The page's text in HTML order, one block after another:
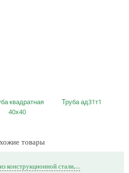
квадратная
40х40
Труба ад31т1
товары
конструкционной стали,…